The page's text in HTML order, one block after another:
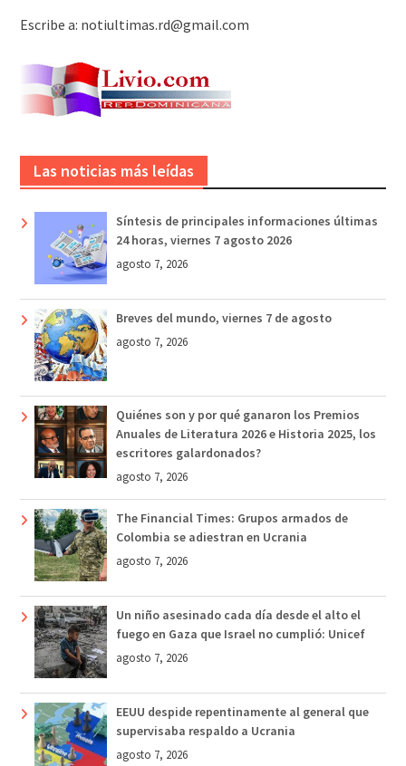
Escribe a: notiultimas.rd@gmail.com
Las noticias más leídas
Síntesis de principales informaciones últimas
24 horas, viernes 7 agosto 2026
agosto 7, 2026
Breves del mundo, viernes 7 de agosto
agosto 7, 2026
Quiénes son y por qué ganaron los Premios
Anuales de Literatura 2026 e Historia 2025, los
escritores galardonados?
agosto 7, 2026
The Financial Times: Grupos armados de
Colombia se adiestran en Ucrania
agosto 7, 2026
Un niño asesinado cada día desde el alto el
fuego en Gaza que Israel no cumplió: Unicef
agosto 7, 2026
EEUU despide repentinamente al general que
supervisaba respaldo a Ucrania
agosto 7, 2026